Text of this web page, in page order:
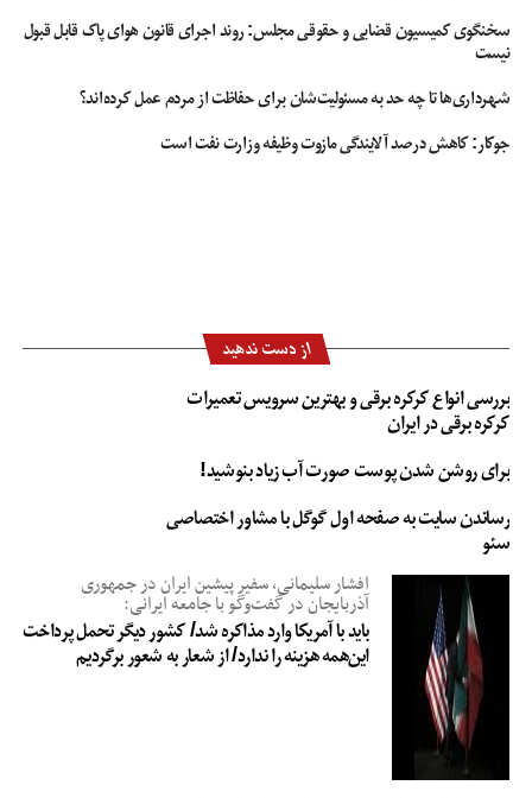
سخنگوی کمیسیون قضایی و حقوقی مجلس: روند اجرای قانون هوای پاک قابل قبول
نیست
شهرداری‌ها تا چه حد به مسئولیت‌شان برای حفاظت از مردم عمل کرده‌اند؟
جوکار: کاهش درصد آلایندگی مازوت وظیفه وزارت نفت است
از دست ندهید
بررسی انواع کرکره برقی و بهترین سرویس تعمیرات
کرکره برقی در ایران
برای روشن شدن پوست صورت آب زیاد بنوشید!
رساندن سایت به صفحه اول گوگل با مشاور اختصاصی
سئو
افشار سلیمانی، سفیر پیشین ایران در جمهوری
آذربایجان در گفت‌وگو با جامعه ایرانی:
باید با آمریکا وارد مذاکره شد/ کشور دیگر تحمل پرداخت
این‌همه هزینه را ندارد/ از شعار به شعور برگردیم